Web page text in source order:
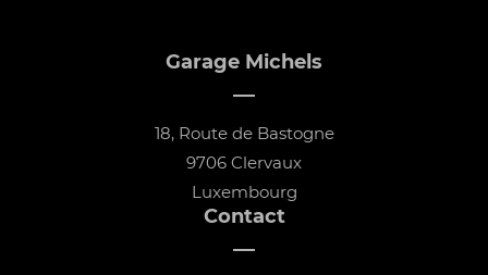
Garage Michels
18, Route de Bastogne
9706 Clervaux
Luxembourg
Contact